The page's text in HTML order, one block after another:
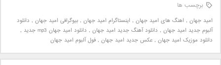
برچسب ها
امید جهان , اهنگ های امید جهان , اینستاگرام امید جهان , بیوگرافی امید جهان , دانلود
آلبوم جدید امید جهان , دانلود آهنگ جدید امید جهان , دانلود امید جهان mp3 جدید
,
دانلود موزیک امید جهان , عکس جدید امید جهان , فول آلبوم امید جهان